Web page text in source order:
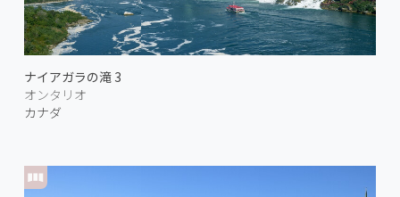
ナイアガラの滝 3
オンタリオ
カナダ